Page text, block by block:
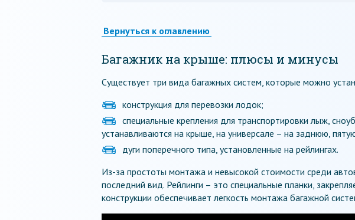
Вернуться к оглавлению
Багажник на крыше: плюсы и минусы
Существует три вида багажных систем, которые можно
конструкция для перевозки лодок;
специальные крепления для транспортировки лыж,
устанавливаются на крыше, на универсале – на заднюю,
дуги поперечного типа, установленные на рейлингах.
Из-за простоты монтажа и невысокой стоимости среди
последний вид. Рейлинги – это специальные планки,
конструкции обеспечивает легкость монтажа багажной